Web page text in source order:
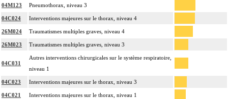
04M123 Pneumothorax, niveau 3
04C024 Interventions majeures sur le thorax, niveau 4
26M024 Traumatismes multiples graves, niveau 4
26M023 Traumatismes multiples graves, niveau 3
04C031
Autres interventions chirurgicales sur le système respiratoire,
niveau 1
04C023 Interventions majeures sur le thorax, niveau 3
04C021 Interventions majeures sur le thorax, niveau 1